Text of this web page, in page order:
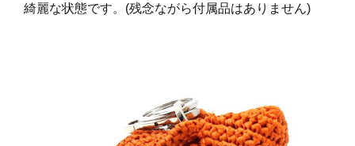
綺麗な状態です。(残念ながら付属品はありません)